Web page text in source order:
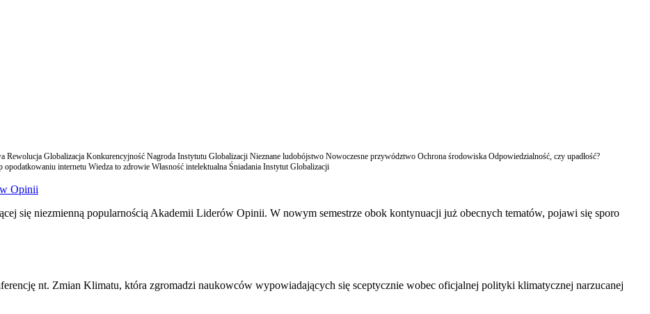
Globalizacja Konkurencyjność Nagroda Instytutu Globalizacji Nieznane ludobójstwo Nowoczesne przywództwo Ochrona środowiska Odpowiedzialność, czy upadłość?
internetu Wiedza to zdrowie Własność intelektualna Śniadania Instytut Globalizacji
Opinii
się niezmienną popularnością Akademii Liderów Opinii. W nowym semestrze obok kontynuacji już obecnych tematów, pojawi się sporo
nt. Zmian Klimatu, która zgromadzi naukowców wypowiadających się sceptycznie wobec oficjalnej polityki klimatycznej narzucanej